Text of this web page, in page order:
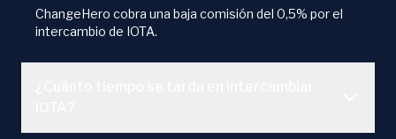
ChangeHero cobra una baja comisión del 0,5% por el
intercambio de IOTA.